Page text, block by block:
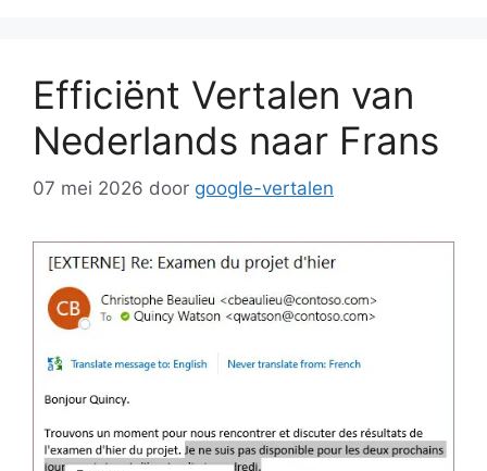
Efficiënt Vertalen van
Nederlands naar Frans
07 mei 2026 door google-vertalen